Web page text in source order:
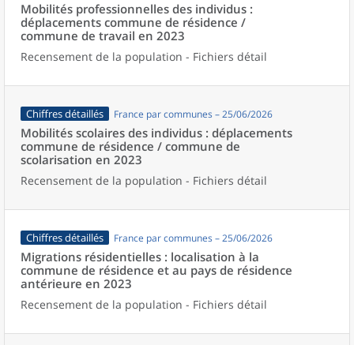
Mobilités professionnelles des individus :
déplacements commune de résidence /
commune de travail en 2023
Recensement de la population - Fichiers détail
Chiffres détaillés France par communes – 25/06/2026
Mobilités scolaires des individus : déplacements
commune de résidence / commune de
scolarisation en 2023
Recensement de la population - Fichiers détail
Chiffres détaillés France par communes – 25/06/2026
Migrations résidentielles : localisation à la
commune de résidence et au pays de résidence
antérieure en 2023
Recensement de la population - Fichiers détail